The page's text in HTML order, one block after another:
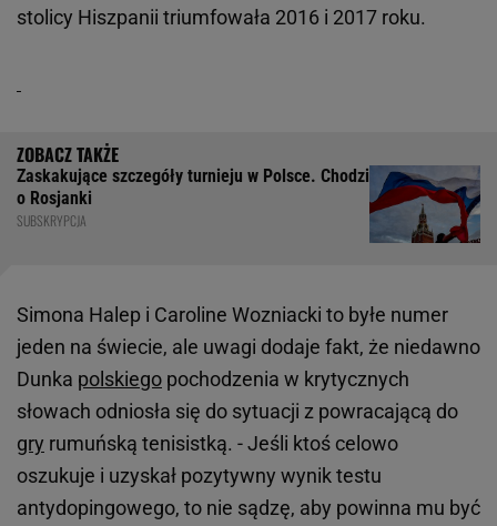
stolicy Hiszpanii triumfowała 2016 i 2017 roku.
Zaskakujące szczegóły turnieju w Polsce. Chodzi
o Rosjanki
SUBSKRYPCJA
Simona Halep i Caroline Wozniacki to byłe numer
jeden na świecie, ale uwagi dodaje fakt, że niedawno
Dunka polskiego pochodzenia w krytycznych
słowach odniosła się do sytuacji z powracającą do
gry rumuńską tenisistką. - Jeśli ktoś celowo
oszukuje i uzyskał pozytywny wynik testu
antydopingowego, to nie sądzę, aby powinna mu być